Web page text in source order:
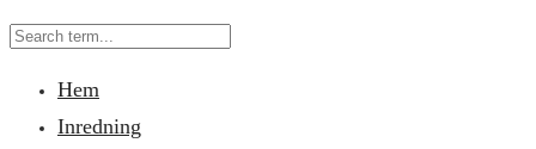
Hem
Inredning